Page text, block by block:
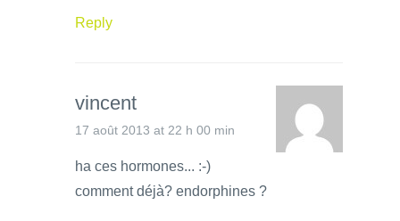
Reply
vincent
17 août 2013 at 22 h 00 min
ha ces hormones... :-)
comment déjà? endorphines ?